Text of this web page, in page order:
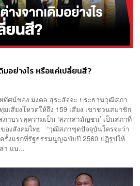
มอย่างไร หรือแค่เปลี่ยนสี?
ทัศน์ของ มงคล สุระสัจจะ ประธานวุฒิสภา
เสียงโหวตให้ถึง 159 เสียง เขาชวนสมาชิก
าบรรลุความเป็น ‘สภาสามัญชน’ เป็นสภาที่
องสังคมไทย “วุฒิสภาชุดปัจจุบันใครจะว่า
รั้งแรกที่รัฐธรรมนูญฉบับปี 2560 ปฏิรูปให้
า แบ...